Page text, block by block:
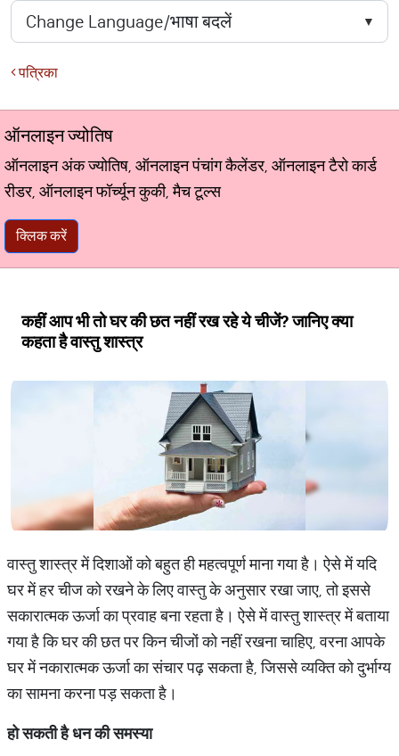
पत्रिका
ऑनलाइन ज्योतिष
ऑनलाइन अंक ज्योतिष, ऑनलाइन पंचांग कैलेंडर, ऑनलाइन टैरो कार्ड
रीडर, ऑनलाइन फॉर्च्यून कुकी, मैच टूल्स
क्लिक करें
कहीं आप भी तो घर की छत नहीं रख रहे ये चीजें? जानिए क्या
कहता है वास्तु शास्त्र
वास्तु शास्त्र में दिशाओं को बहुत ही महत्वपूर्ण माना गया है। ऐसे में यदि
घर में हर चीज को रखने के लिए वास्तु के अनुसार रखा जाए, तो इससे
सकारात्मक ऊर्जा का प्रवाह बना रहता है। ऐसे में वास्तु शास्त्र में बताया
गया है कि घर की छत पर किन चीजों को नहीं रखना चाहिए, वरना आपके
घर में नकारात्मक ऊर्जा का संचार पढ़ सकता है, जिससे व्यक्ति को दुर्भाग्य
का सामना करना पड़ सकता है।
हो सकती है धन की समस्या